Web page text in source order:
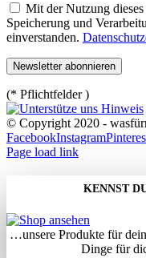
Mit der Nutzung
Speicherung und
einverstanden.
(* Pflichtfelder )
© Copyright 2020 -
FacebookInstagram
Page load link
KENNST
…unsere Produkte für
Dinge für